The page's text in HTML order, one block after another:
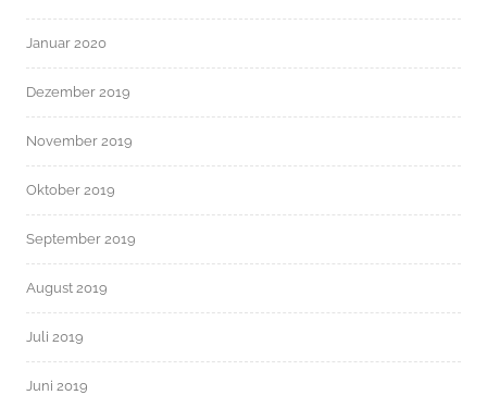
Januar 2020
Dezember 2019
November 2019
Oktober 2019
September 2019
August 2019
Juli 2019
Juni 2019